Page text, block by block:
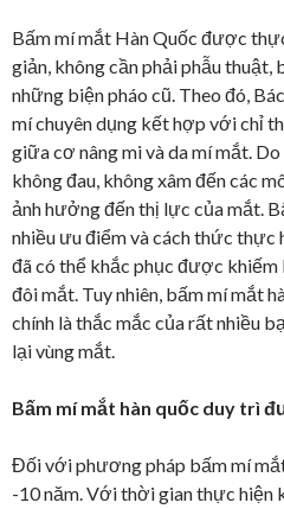
Bấm mí mắt Hàn Quốc được
giản, không cần phải phẫu thuật,
những biện pháo cũ. Theo đó,
mí chuyên dụng kết hợp với chỉ
giữa cơ nâng mi và da mí mắt.
không đau, không xâm đến các
ảnh hưởng đến thị lực của mắt.
nhiều ưu điểm và cách thức thực
đã có thể khắc phục được khiếm
đôi mắt. Tuy nhiên, bấm mí mắt
chính là thắc mắc của rất nhiều
lại vùng mắt.
Bấm mí mắt hàn quốc duy trì
Đối với phương pháp bấm mí
-10 năm. Với thời gian thực hiện